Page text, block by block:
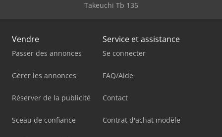
Takeuchi Tb 135
Vendre
Passer des annonces
Gérer les annonces
Réserver de la publicité
Sceau de confiance
Service et assistance
Se connecter
FAQ/Aide
Contact
Contrat d'achat modèle